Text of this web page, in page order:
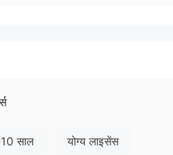
साल योग्य लाइसेंस